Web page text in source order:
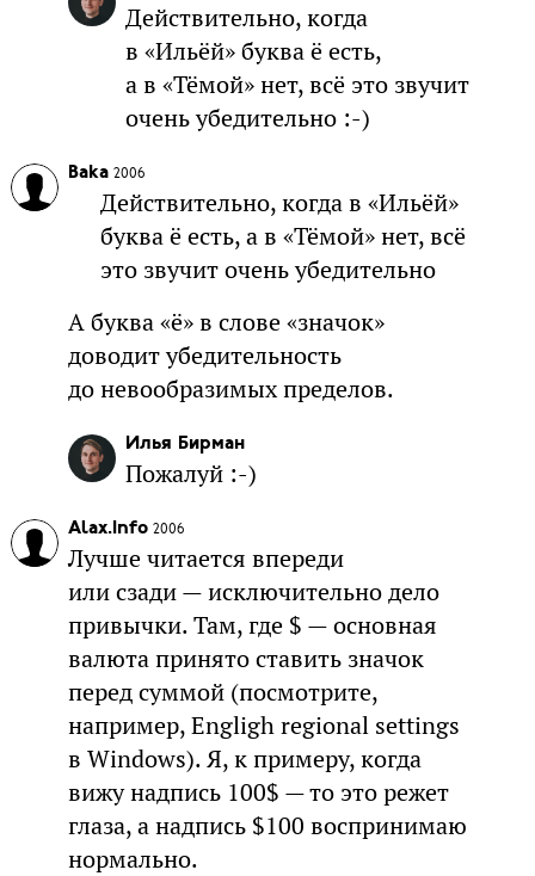
Действительно, когда
в «Ильёй» буква ё есть,
а в «Тёмой» нет, всё это звучит
очень убедительно :-)
Baka 2006
Действительно, когда в «Ильёй»
буква ё есть, а в «Тёмой» нет, всё
это звучит очень убедительно
А буква «ё» в слове «значок»
доводит убедительность
до невообразимых пределов.
Илья Бирман
Пожалуй :-)
Alax.Info 2006
Лучше читается впереди
или сзади — исключительно дело
привычки. Там, где $ — основная
валюта принято ставить значок
перед суммой (посмотрите,
например, Engligh regional settings
в Windows). Я, к примеру, когда
вижу надпись 100$ — то это режет
глаза, а надпись $100 воспринимаю
нормально.